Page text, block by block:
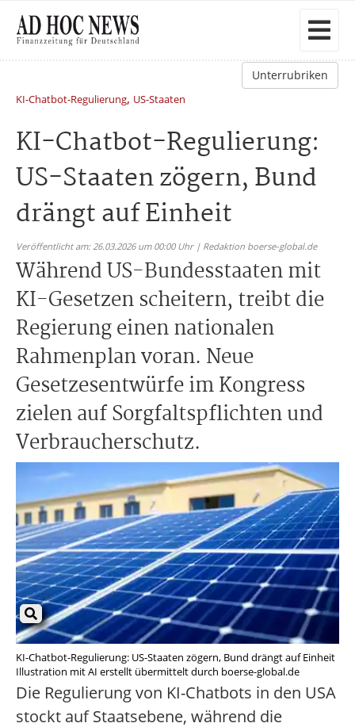
Unterrubriken
KI-Chatbot-Regulierung, US-Staaten
KI-Chatbot-Regulierung:
US-Staaten zögern, Bund
drängt auf Einheit
Veröffentlicht am: 26.03.2026 um 00:00 Uhr | Redaktion boerse-global.de
Während US-Bundesstaaten mit
KI-Gesetzen scheitern, treibt die
Regierung einen nationalen
Rahmenplan voran. Neue
Gesetzesentwürfe im Kongress
zielen auf Sorgfaltspflichten und
Verbraucherschutz.
KI-Chatbot-Regulierung: US-Staaten zögern, Bund drängt auf Einheit
Illustration mit AI erstellt übermittelt durch boerse-global.de
Die Regulierung von KI-Chatbots in den USA
stockt auf Staatsebene, während die